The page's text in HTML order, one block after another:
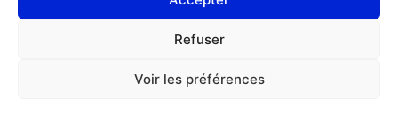
Refuser
Voir les préférences